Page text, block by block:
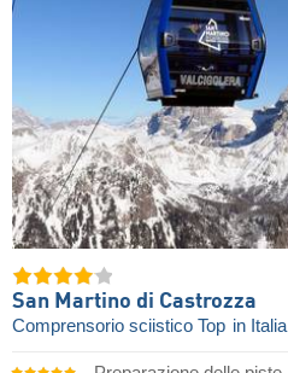
San Martino di Castrozza
Comprensorio sciistico Top in Italia